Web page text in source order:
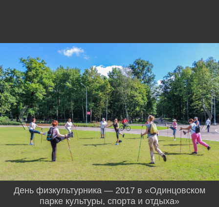
День физкультурника — 2017 в «Одинцовском
парке культуры, спорта и отдыха»